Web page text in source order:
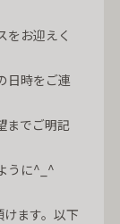
をお迎えく
日時をご連
までご明記
うに^_^
ます。以下